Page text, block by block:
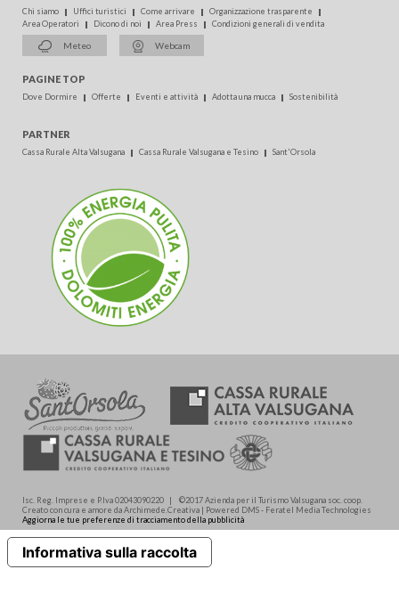
Chi siamo Uffici turistici Come arrivare
Organizzazione trasparente
Area Operatori
Dicono di noi Area Press Condizioni generali di vendita
Meteo Webcam
PAGINE TOP
Dove Dormire Offerte Eventi e attività Adotta una mucca Sostenibilità
PARTNER
Cassa Rurale Alta Valsugana Cassa Rurale Valsugana e Tesino Sant'Orsola
Isc. Reg. Imprese e P.Iva 02043090220 | ©2017 Azienda per il Turismo Valsugana soc. coop.
Creato con cura e amore da Archimede.Creativa | Powered DMS - Feratel Media Technologies
Aggiorna le tue preferenze di tracciamento della pubblicità
Informativa sulla raccolta